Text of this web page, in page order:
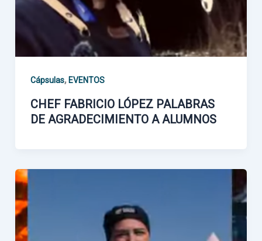
Cápsulas, EVENTOS
CHEF FABRICIO LÓPEZ PALABRAS
DE AGRADECIMIENTO A ALUMNOS